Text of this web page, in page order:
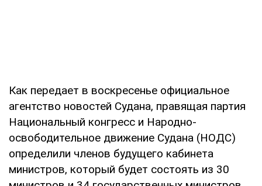
Как передает в воскресенье официальное
агентство новостей Судана, правящая партия
Национальный конгресс и Народно-
освободительное движение Судана (НОДС)
определили членов будущего кабинета
министров, который будет состоять из 30